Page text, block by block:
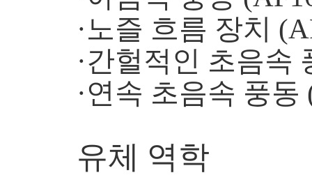
·노즐 흐름 장치
·간헐적인 초음속
·연속 초음속 풍동
유체 역학